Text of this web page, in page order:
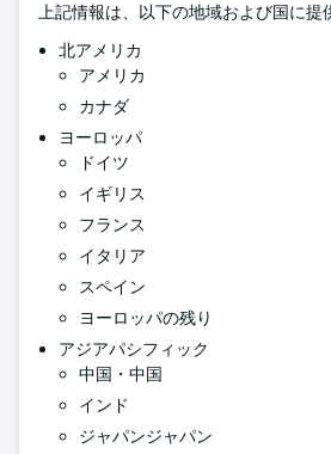
上記情報は、以下の地域および国に提
北アメリカ
アメリカ
カナダ
ヨーロッパ
ドイツ
イギリス
フランス
イタリア
スペイン
ヨーロッパの残り
アジアパシフィック
中国・中国
インド
ジャパンジャパン